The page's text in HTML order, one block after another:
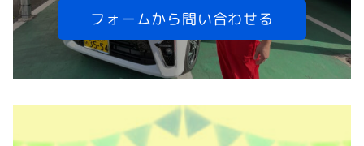
フォームから問い合わせる